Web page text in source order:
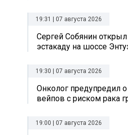
19:31 | 07 августа 2026
Сергей Собянин
эстакаду на шоссе
19:30 | 07 августа 2026
Онколог предупредил
вейпов с риском рака
19:00 | 07 августа 2026